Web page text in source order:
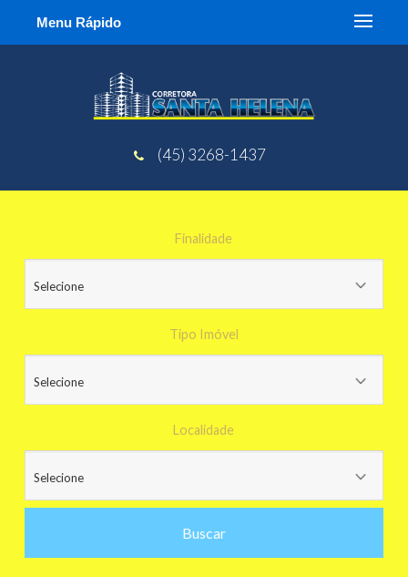
Menu Rápido
(45) 3268-1437
Finalidade
Tipo Imóvel
Localidade
Buscar